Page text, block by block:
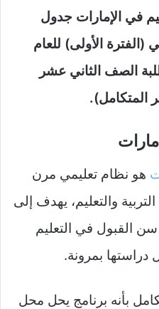
في الإمارات جدول
(الفترة الأولى) للعام
2025–2026 لطلبة الصف الثاني عشر
المتكامل).
هو نظام تعليمي مرن
والتعليم، يهدف إلى
القبول في التعليم
دراستها بمرونة.
بأنه برنامج يحل محل